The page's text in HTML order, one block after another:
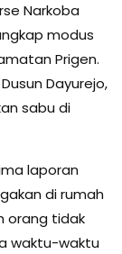
Narkoba
modus
Prigen.
Dayurejo,
sabu di
laporan
di rumah
orang tidak
waktu-waktu